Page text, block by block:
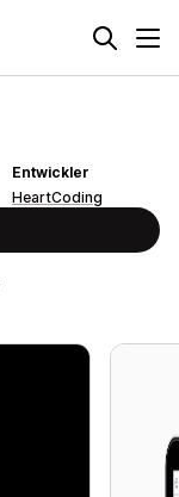
Entwickler
HeartCoding